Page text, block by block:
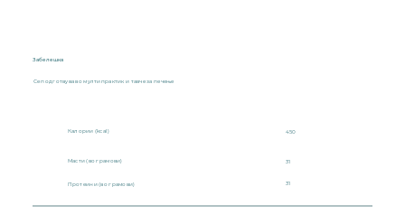
Забелешка
Се подготвува во мултипрактик и тавче за печење
Калории (kcal) 450
Масти (во грамови) 31
Протеини (во грамови) 31